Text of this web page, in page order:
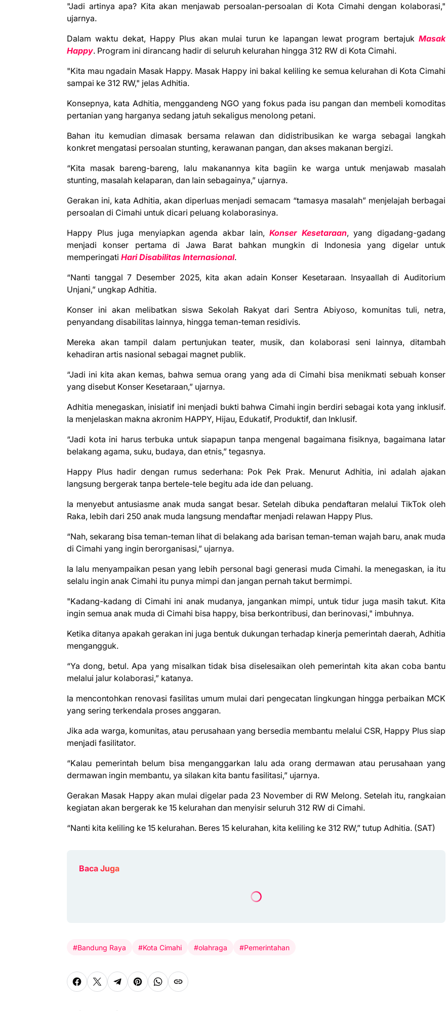
"Jadi artinya apa? Kita akan menjawab persoalan-persoalan di Kota Cimahi dengan kolaborasi,"
ujarnya.
Dalam waktu dekat, Happy Plus akan mulai turun ke lapangan lewat program bertajuk Masak
Happy. Program ini dirancang hadir di seluruh kelurahan hingga 312 RW di Kota Cimahi.
"Kita mau ngadain Masak Happy. Masak Happy ini bakal keliling ke semua kelurahan di Kota Cimahi
sampai ke 312 RW," jelas Adhitia.
Konsepnya, kata Adhitia, menggandeng NGO yang fokus pada isu pangan dan membeli komoditas
pertanian yang harganya sedang jatuh sekaligus menolong petani.
Bahan itu kemudian dimasak bersama relawan dan didistribusikan ke warga sebagai langkah
konkret mengatasi persoalan stunting, kerawanan pangan, dan akses makanan bergizi.
“Kita masak bareng-bareng, lalu makanannya kita bagiin ke warga untuk menjawab masalah
stunting, masalah kelaparan, dan lain sebagainya,” ujarnya.
Gerakan ini, kata Adhitia, akan diperluas menjadi semacam “tamasya masalah” menjelajah berbagai
persoalan di Cimahi untuk dicari peluang kolaborasinya.
Happy Plus juga menyiapkan agenda akbar lain,Konser Kesetaraan, yang digadang-gadang
menjadi konser pertama di Jawa Barat bahkan mungkin di Indonesia yang digelar untuk
memperingati Hari Disabilitas Internasional.
“Nanti tanggal 7 Desember 2025, kita akan adain Konser Kesetaraan. Insyaallah di Auditorium
Unjani,” ungkap Adhitia.
Konser ini akan melibatkan siswa Sekolah Rakyat dari Sentra Abiyoso, komunitas tuli, netra,
penyandang disabilitas lainnya, hingga teman-teman residivis.
Mereka akan tampil dalam pertunjukan teater, musik, dan kolaborasi seni lainnya, ditambah
kehadiran artis nasional sebagai magnet publik.
“Jadi ini kita akan kemas, bahwa semua orang yang ada di Cimahi bisa menikmati sebuah konser
yang disebut Konser Kesetaraan,” ujarnya.
Adhitia menegaskan, inisiatif ini menjadi bukti bahwa Cimahi ingin berdiri sebagai kota yang inklusif.
Ia menjelaskan makna akronim HAPPY, Hijau, Edukatif, Produktif, dan Inklusif.
“Jadi kota ini harus terbuka untuk siapapun tanpa mengenal bagaimana fisiknya, bagaimana latar
belakang agama, suku, budaya, dan etnis,” tegasnya.
Happy Plus hadir dengan rumus sederhana: Pok Pek Prak. Menurut Adhitia, ini adalah ajakan
langsung bergerak tanpa bertele-tele begitu ada ide dan peluang.
Ia menyebut antusiasme anak muda sangat besar. Setelah dibuka pendaftaran melalui TikTok oleh
Raka, lebih dari 250 anak muda langsung mendaftar menjadi relawan Happy Plus.
“Nah, sekarang bisa teman-teman lihat di belakang ada barisan teman-teman wajah baru, anak muda
di Cimahi yang ingin berorganisasi,” ujarnya.
Ia lalu menyampaikan pesan yang lebih personal bagi generasi muda Cimahi. Ia menegaskan, ia itu
selalu ingin anak Cimahi itu punya mimpi dan jangan pernah takut bermimpi.
"Kadang-kadang di Cimahi ini anak mudanya, jangankan mimpi, untuk tidur juga masih takut. Kita
ingin semua anak muda di Cimahi bisa happy, bisa berkontribusi, dan berinovasi," imbuhnya.
Ketika ditanya apakah gerakan ini juga bentuk dukungan terhadap kinerja pemerintah daerah, Adhitia
mengangguk.
“Ya dong, betul. Apa yang misalkan tidak bisa diselesaikan oleh pemerintah kita akan coba bantu
melalui jalur kolaborasi,” katanya.
Ia mencontohkan renovasi fasilitas umum mulai dari pengecatan lingkungan hingga perbaikan MCK
yang sering terkendala proses anggaran.
Jika ada warga, komunitas, atau perusahaan yang bersedia membantu melalui CSR, Happy Plus siap
menjadi fasilitator.
“Kalau pemerintah belum bisa menganggarkan lalu ada orang dermawan atau perusahaan yang
dermawan ingin membantu, ya silakan kita bantu fasilitasi,” ujarnya.
Gerakan Masak Happy akan mulai digelar pada 23 November di RW Melong. Setelah itu, rangkaian
kegiatan akan bergerak ke 15 kelurahan dan menyisir seluruh 312 RW di Cimahi.
“Nanti kita keliling ke 15 kelurahan. Beres 15 kelurahan, kita keliling ke 312 RW,” tutup Adhitia. (SAT)
Baca Juga
#Bandung Raya #Kota Cimahi #olahraga #Pemerintahan